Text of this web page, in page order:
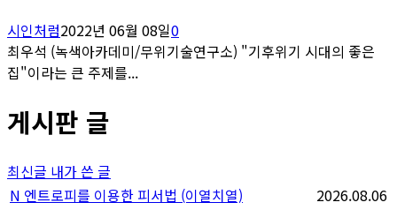
시인처럼2022년 06월 08일0
최우석 (녹색아카데미/무위기술연구소) "기후위기 시대의 좋은
집"이라는 큰 주제를...
게시판 글
최신글 내가 쓴 글
N 엔트로피를 이용한 피서법 (이열치열)
2026.08.06